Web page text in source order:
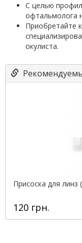
С целью
офтальмолога
Приобретайте
окулиста.
Присоска для линз
120 грн.